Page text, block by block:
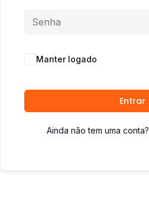
Manter logado
Entrar
Ainda não tem uma conta?